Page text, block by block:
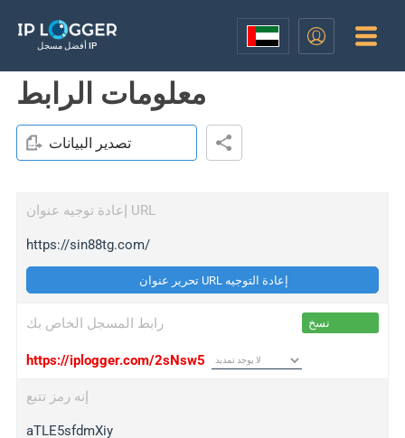
أفضل مسجل IP
معلومات الرابط
تصدير البيانات
إعادة توجيه عنوان URL
https://sin88tg.com/
تحرير عنوان URL إعادة التوجيه
رابط المسجل الخاص بك نسخ
https://iplogger.com/2sNsw5
إنه رمز تتبع
aTLE5sfdmXiy